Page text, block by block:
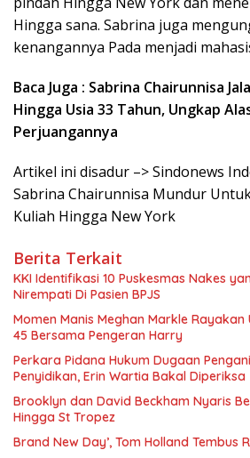
Hingga sana. Sabrina juga
kenangannya Pada menjadi
Baca Juga : Sabrina Chairunnisa
Hingga Usia 33 Tahun, Ungkap
Perjuangannya
Artikel ini disadur –> Sindonews
Sabrina Chairunnisa Mundur
Kuliah Hingga New York
Berita Terkait
KKI Identifikasi 10 Puskesmas Nakes
Nirempati Di Pasien BPJS
Momen Manis Meghan Markle Rayakan
45 Bersama Pengeran Harry
Perkara Pidana Hukum Dugaan
Penyidikan, Erin Wartia Bakal Diperiksa
Brooklyn dan David Beckham Nyaris
Hingga St Tropez
Brand New Day’, Tom Holland Tembus